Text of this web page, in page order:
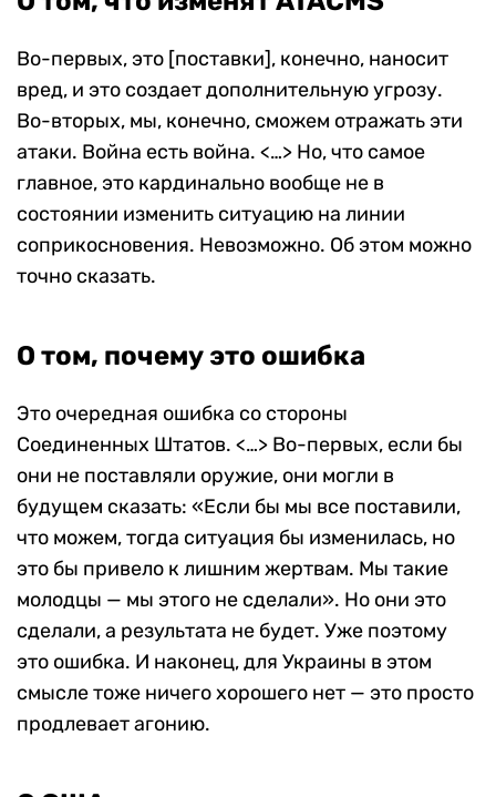
Во-первых, это [поставки], конечно, наносит
вред, и это создает дополнительную угрозу.
Во-вторых, мы, конечно, сможем отражать эти
атаки. Война есть война. <…> Но, что самое
главное, это кардинально вообще не в
состоянии изменить ситуацию на линии
соприкосновения. Невозможно. Об этом можно
точно сказать.
О том, почему это ошибка
Это очередная ошибка со стороны
Соединенных Штатов. <…> Во-первых, если бы
они не поставляли оружие, они могли в
будущем сказать: «Если бы мы все поставили,
что можем, тогда ситуация бы изменилась, но
это бы привело к лишним жертвам. Мы такие
молодцы — мы этого не сделали». Но они это
сделали, а результата не будет. Уже поэтому
это ошибка. И наконец, для Украины в этом
смысле тоже ничего хорошего нет — это просто
продлевает агонию.